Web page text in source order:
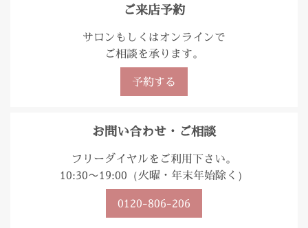
ご来店予約
サロンもしくはオンラインで
ご相談を承ります。
予約する
お問い合わせ・ご相談
フリーダイヤルをご利用下さい。
10:30〜19:00（火曜・年末年始除く）
0120-806-206